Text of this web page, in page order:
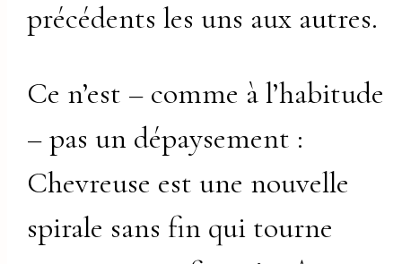
précédents les uns aux autres.
Ce n’est – comme à l’habitude
– pas un dépaysement :
Chevreuse est une nouvelle
spirale sans fin qui tourne